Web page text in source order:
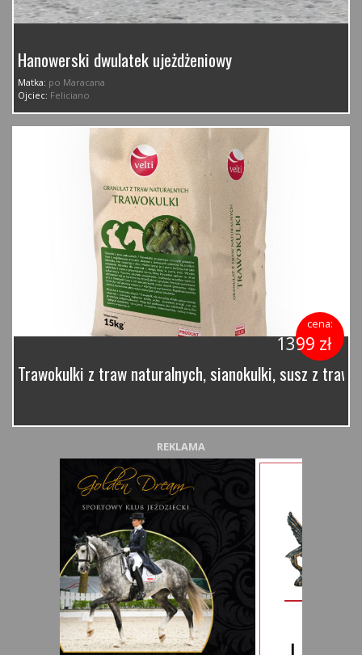
Hanowerski dwulatek ujeżdżeniowy
Matka: po Maracana
Ojciec: Feliciano
cena:
1399 zł
Trawokulki z traw naturalnych, sianokulki, susz z traw
REKLAMA